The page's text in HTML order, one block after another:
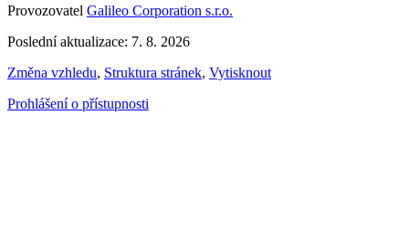
Provozovatel Galileo Corporation s.r.o.
Poslední aktualizace: 7. 8. 2026
Změna vzhledu, Struktura stránek, Vytisknout
Prohlášení o přístupnosti